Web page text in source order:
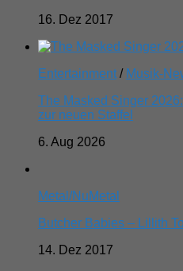
16. Dez 2017
Entertainment / Musik-
The Masked Singer
zur neuen Staffel
6. Aug 2026
Metal/NuMetal
Butcher Babies – Lillith
14. Dez 2017